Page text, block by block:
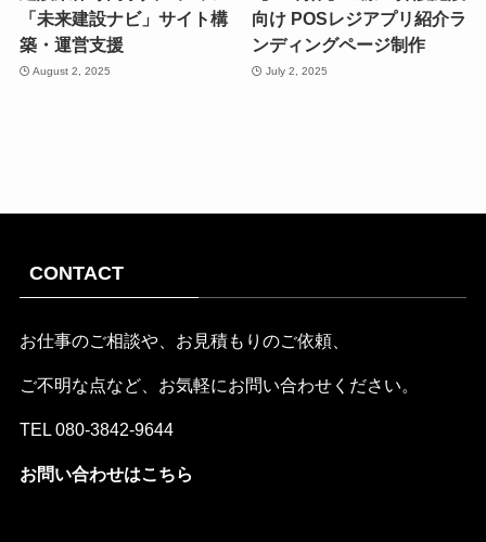
「未来建設ナビ」サイト構
築・運営支援
August 2, 2025
向け POSレジアプリ紹介ラ
ンディングページ制作
July 2, 2025
CONTACT
お仕事のご相談や、お見積もりのご依頼、
ご不明な点など、お気軽にお問い合わせください。
TEL 080-3842-9644
お問い合わせはこちら